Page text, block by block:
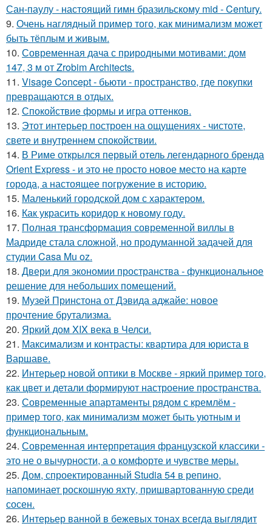
Сан-паулу - настоящий гимн бразильскому mid - Century.
9. Очень наглядный пример того, как минимализм может
быть тёплым и живым.
10. Современная дача с природными мотивами: дом
147, 3 м от Zrobim Architects.
11. Visage Concept - бьюти - пространство, где покупки
превращаются в отдых.
12. Спокойствие формы и игра оттенков.
13. Этот интерьер построен на ощущениях - чистоте,
свете и внутреннем спокойствии.
14. В Риме открылся первый отель легендарного бренда
Orient Express - и это не просто новое место на карте
города, а настоящее погружение в историю.
15. Маленький городской дом с характером.
16. Как украсить коридор к новому году.
17. Полная трансформация современной виллы в
Мадриде стала сложной, но продуманной задачей для
студии Casa Mu oz.
18. Двери для экономии пространства - функциональное
решение для небольших помещений.
19. Музей Принстона от Дэвида аджайе: новое
прочтение брутализма.
20. Яркий дом XIX века в Челси.
21. Максимализм и контрасты: квартира для юриста в
Варшаве.
22. Интерьер новой оптики в Москве - яркий пример того,
как цвет и детали формируют настроение пространства.
23. Современные апартаменты рядом с кремлём -
пример того, как минимализм может быть уютным и
функциональным.
24. Современная интерпретация французской классики -
это не о вычурности, а о комфорте и чувстве меры.
25. Дом, спроектированный Studia 54 в репино,
напоминает роскошную яхту, пришвартованную среди
сосен.
26. Интерьер ванной в бежевых тонах всегда выглядит